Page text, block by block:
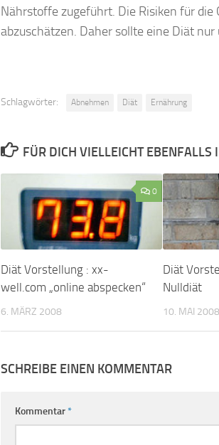
Nährstoffe zugeführt. Die Risiken für
abzuschätzen. Daher sollte eine Diät
Schlagwörter: Abnehmen Diät Ernährung
FÜR DICH VIELLEICHT EBENFALLS
0
Diät Vorstellung : xx-
well.com „online abspecken“
6. MÄRZ 2008
Diät
Nulldiät
10. MAI 2008
SCHREIBE EINEN KOMMENTAR
Kommentar*